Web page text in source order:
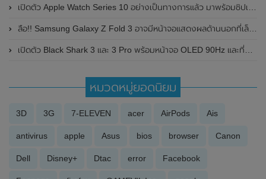
เปิดตัว Apple Watch Series 10 อย่างเป็นทางการแล้ว มาพร้อมชิปเซ็ตรุ่น S10
ลือ!! Samsung Galaxy Z Fold 3 อาจมีหน้าจอแสดงผลด้านนอกที่เล็กลง
เปิดตัว Black Shark 3 และ 3 Pro พร้อมหน้าจอ OLED 90Hz และที่ชาร์จแม่เหล็ก
หมวดหมู่ยอดนิยม
3D 3G 7-ELEVEN acer AirPods Ais
antivirus apple Asus bios browser Canon
Dell Disney+ Dtac error Facebook